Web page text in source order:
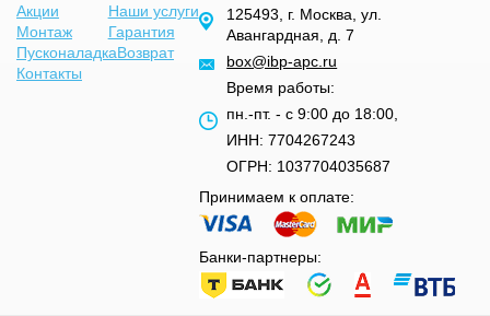
Акции
Наши услуги
Монтаж
Гарантия
ПусконаладкаВозврат
Контакты
125493, г. Москва, ул.
Авангардная, д. 7
box@ibp-apc.ru
Время работы:
пн.-пт. - с 9:00 до 18:00,
ИНН: 7704267243
ОГРН: 1037704035687
Принимаем к оплате:
Банки-партнеры: